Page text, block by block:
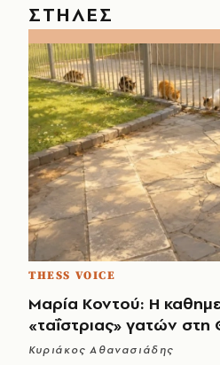
ΣΤΗΛΕΣ
THESS VOICE
Μαρία Κοντού: Η
«ταΐστριας» γατών στη
Κυριάκος Αθανασιάδης